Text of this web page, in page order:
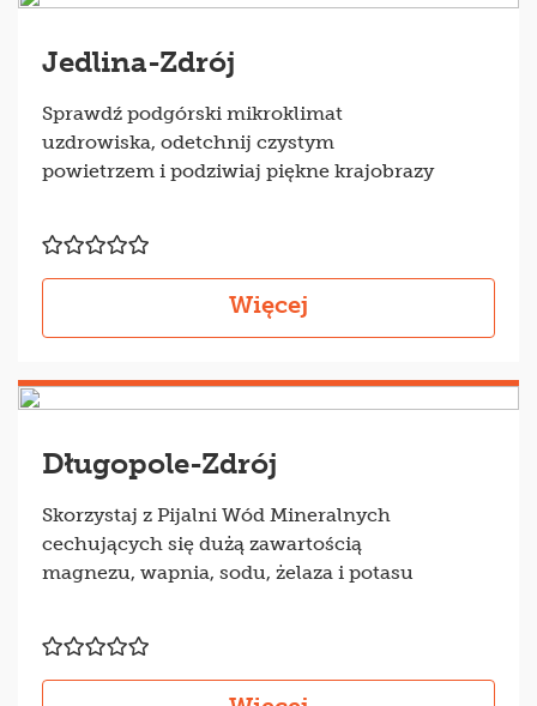
Jedlina-Zdrój
Sprawdź podgórski mikroklimat
uzdrowiska, odetchnij czystym
powietrzem i podziwiaj piękne krajobrazy
Więcej
Długopole-Zdrój
Skorzystaj z Pijalni Wód Mineralnych
cechujących się dużą zawartością
magnezu, wapnia, sodu, żelaza i potasu